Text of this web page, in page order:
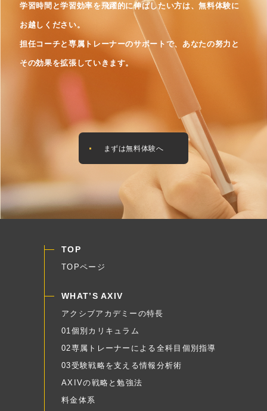
学習時間と学習効率を飛躍的に伸ばしたい方は、無料体験に
お越しください。
担任コーチと専属トレーナーのサポートで、あなたの努力と
その効果を拡張していきます。
まずは無料体験へ
TOP
TOPページ
WHAT’S AXIV
アクシブアカデミーの特長
01個別カリキュラム
02専属トレーナーによる全科目個別指導
03受験戦略を支える情報分析術
AXIVの戦略と勉強法
料金体系